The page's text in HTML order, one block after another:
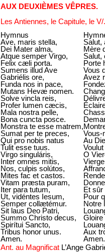
AUX DEUXIÈMES VÊPRES.
Les Antiennes, le Capitule, le
Hymnus
Ave, maris stella,
Dei Mater alma,
Atque semper Virgo,
Felix cæli porta.
Salut,
Mère
Salut,
Porte
Sumens illud Ave
Gabriélis ore,
Funda nos in pace,
Mutans Hevæ nomen.
Vous
Avez
Solve vincla reis,
Profer lumen cæcis,
Mala nostra pelle,
Bona cuncta posce.
Monstra te esse matrem,
Sumat per te preces,
Qui pro nobis natus
Tulit esse tuus.
Au
Virgo singuláris,
Inter omnes mitis,
Nos, culpis solútos,
Mites fac et castos.
O
Vitam præsta puram,
Iter para tutum,
Ut, vidéntes Iesum,
Semper collætémur.
Et sûr
Pour
Notre
Sit laus Deo Patri,
Summo Christo decus,
Spirítui Sancto,
Tribus honor unus.
Amen.
Gloire
Aux
Amen.
Ant. au Magnificat L’Ange